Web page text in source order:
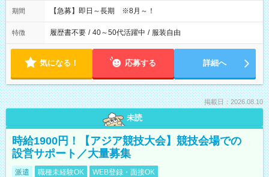
期間 【急募】即日～長期 ※8月～！
特徴 履歴書不要 / 40～50代活躍中 / 服装自由
気になる！ 応募する 詳細へ
掲載日：2026.08.10
未読
時給1900円！【アジア競技大会】競技会場での
設営サポート／大量募集
派遣 職種未経験OK WEB登録・面接OK